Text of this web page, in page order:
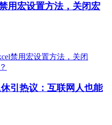
用宏设置方法，关闭宏
引热议：互联网人也能